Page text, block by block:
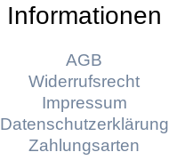
Informationen
AGB
Widerrufsrecht
Impressum
Datenschutzerklärung
Zahlungsarten